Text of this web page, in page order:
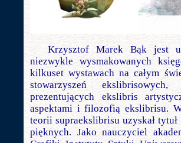
Krzysztof Marek Bąk jest
niezwykle wysmakowanych
kilkuset wystawach na całym
stowarzyszeń
prezentujących ekslibris
aspektami i filozofią ekslibrisu.
teorii supraekslibrisu uzyskał
pięknych. Jako nauczyciel